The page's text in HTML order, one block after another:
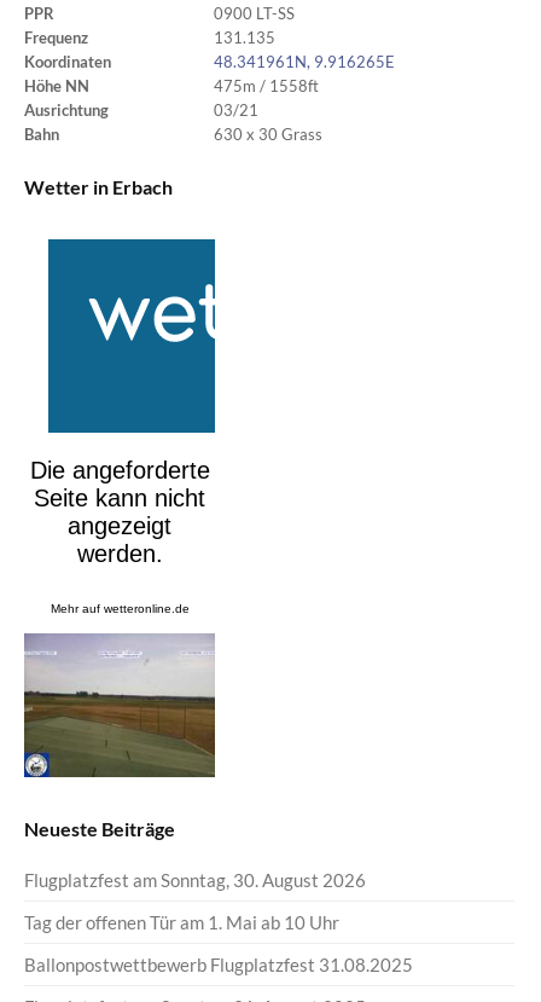
PPR
0900 LT-SS
Frequenz
131.135
Koordinaten
48.341961N, 9.916265E
Höhe NN
475m / 1558ft
Ausrichtung
03/21
Bahn
630 x 30 Grass
Wetter in Erbach
Mehr auf wetteronline.de
Neueste Beiträge
Flugplatzfest am Sonntag, 30. August 2026
Tag der offenen Tür am 1. Mai ab 10 Uhr
Ballonpostwettbewerb Flugplatzfest 31.08.2025